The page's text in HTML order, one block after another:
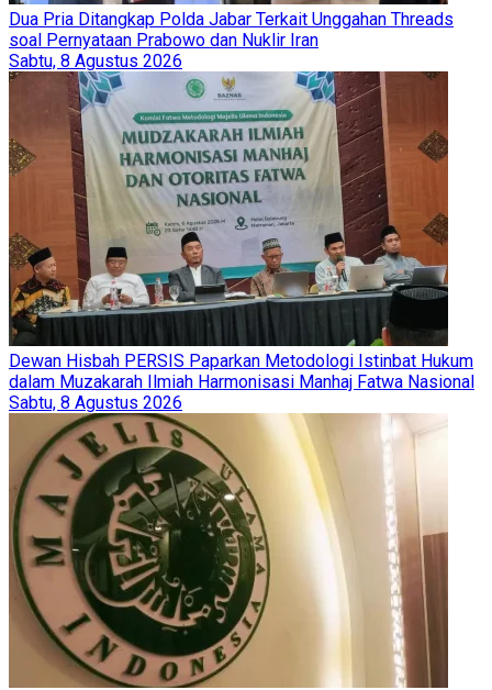
Dua Pria Ditangkap Polda Jabar Terkait Unggahan Threads
soal Pernyataan Prabowo dan Nuklir Iran
Sabtu, 8 Agustus 2026
Dewan Hisbah PERSIS Paparkan Metodologi Istinbat Hukum
dalam Muzakarah Ilmiah Harmonisasi Manhaj Fatwa Nasional
Sabtu, 8 Agustus 2026